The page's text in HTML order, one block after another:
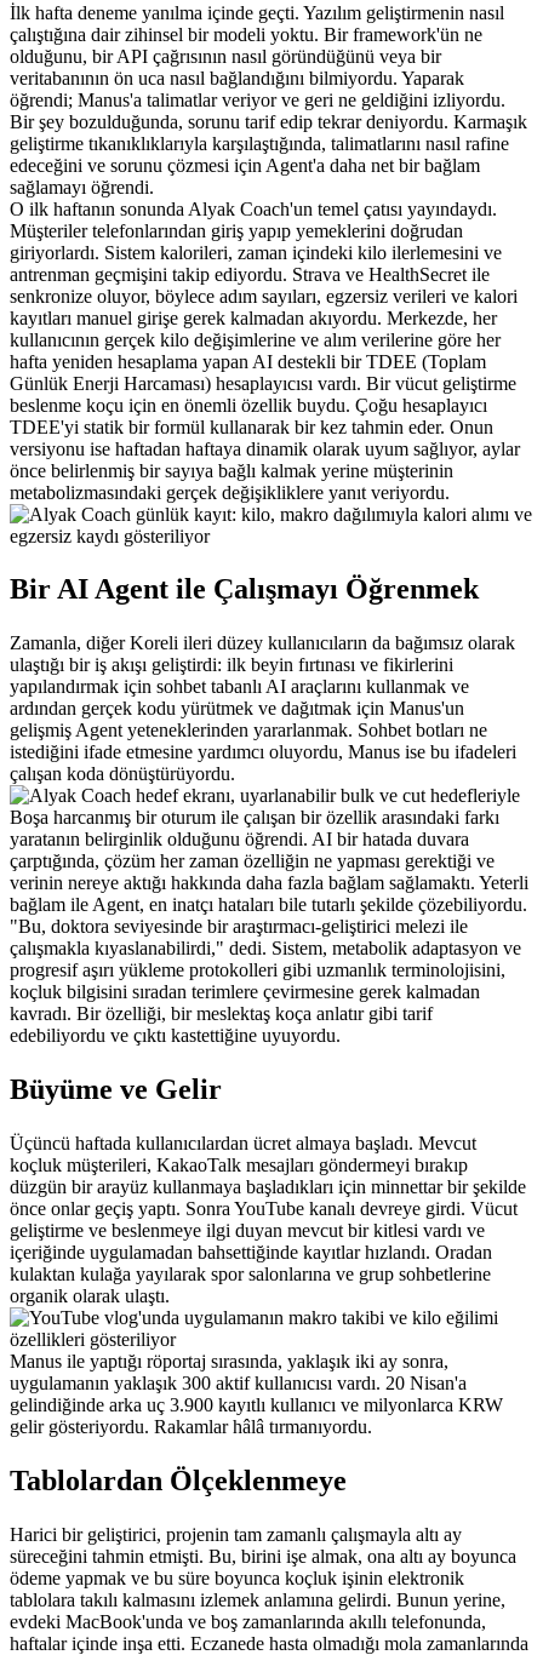
İlk hafta deneme yanılma içinde geçti. Yazılım geliştirmenin nasıl
çalıştığına dair zihinsel bir modeli yoktu. Bir framework'ün ne
olduğunu, bir API çağrısının nasıl göründüğünü veya bir
veritabanının ön uca nasıl bağlandığını bilmiyordu. Yaparak
öğrendi; Manus'a talimatlar veriyor ve geri ne geldiğini izliyordu.
Bir şey bozulduğunda, sorunu tarif edip tekrar deniyordu. Karmaşık
geliştirme tıkanıklıklarıyla karşılaştığında, talimatlarını nasıl rafine
edeceğini ve sorunu çözmesi için Agent'a daha net bir bağlam
sağlamayı öğrendi.
O ilk haftanın sonunda Alyak Coach'un temel çatısı yayındaydı.
Müşteriler telefonlarından giriş yapıp yemeklerini doğrudan
giriyorlardı. Sistem kalorileri, zaman içindeki kilo ilerlemesini ve
antrenman geçmişini takip ediyordu. Strava ve HealthSecret ile
senkronize oluyor, böylece adım sayıları, egzersiz verileri ve kalori
kayıtları manuel girişe gerek kalmadan akıyordu. Merkezde, her
kullanıcının gerçek kilo değişimlerine ve alım verilerine göre her
hafta yeniden hesaplama yapan AI destekli bir TDEE (Toplam
Günlük Enerji Harcaması) hesaplayıcısı vardı. Bir vücut geliştirme
beslenme koçu için en önemli özellik buydu. Çoğu hesaplayıcı
TDEE'yi statik bir formül kullanarak bir kez tahmin eder. Onun
versiyonu ise haftadan haftaya dinamik olarak uyum sağlıyor, aylar
önce belirlenmiş bir sayıya bağlı kalmak yerine müşterinin
metabolizmasındaki gerçek değişikliklere yanıt veriyordu.
Bir AI Agent ile Çalışmayı Öğrenmek
Zamanla, diğer Koreli ileri düzey kullanıcıların da bağımsız olarak
ulaştığı bir iş akışı geliştirdi: ilk beyin fırtınası ve fikirlerini
yapılandırmak için sohbet tabanlı AI araçlarını kullanmak ve
ardından gerçek kodu yürütmek ve dağıtmak için Manus'un
gelişmiş Agent yeteneklerinden yararlanmak. Sohbet botları ne
istediğini ifade etmesine yardımcı oluyordu, Manus ise bu ifadeleri
çalışan koda dönüştürüyordu.
Boşa harcanmış bir oturum ile çalışan bir özellik arasındaki farkı
yaratanın belirginlik olduğunu öğrendi. AI bir hatada duvara
çarptığında, çözüm her zaman özelliğin ne yapması gerektiği ve
verinin nereye aktığı hakkında daha fazla bağlam sağlamaktı. Yeterli
bağlam ile Agent, en inatçı hataları bile tutarlı şekilde çözebiliyordu.
"Bu, doktora seviyesinde bir araştırmacı-geliştirici melezi ile
çalışmakla kıyaslanabilirdi," dedi. Sistem, metabolik adaptasyon ve
progresif aşırı yükleme protokolleri gibi uzmanlık terminolojisini,
koçluk bilgisini sıradan terimlere çevirmesine gerek kalmadan
kavradı. Bir özelliği, bir meslektaş koça anlatır gibi tarif
edebiliyordu ve çıktı kastettiğine uyuyordu.
Büyüme ve Gelir
Üçüncü haftada kullanıcılardan ücret almaya başladı. Mevcut
koçluk müşterileri, KakaoTalk mesajları göndermeyi bırakıp
düzgün bir arayüz kullanmaya başladıkları için minnettar bir şekilde
önce onlar geçiş yaptı. Sonra YouTube kanalı devreye girdi. Vücut
geliştirme ve beslenmeye ilgi duyan mevcut bir kitlesi vardı ve
içeriğinde uygulamadan bahsettiğinde kayıtlar hızlandı. Oradan
kulaktan kulağa yayılarak spor salonlarına ve grup sohbetlerine
organik olarak ulaştı.
Manus ile yaptığı röportaj sırasında, yaklaşık iki ay sonra,
uygulamanın yaklaşık 300 aktif kullanıcısı vardı. 20 Nisan'a
gelindiğinde arka uç 3.900 kayıtlı kullanıcı ve milyonlarca KRW
gelir gösteriyordu. Rakamlar hâlâ tırmanıyordu.
Tablolardan Ölçeklenmeye
Harici bir geliştirici, projenin tam zamanlı çalışmayla altı ay
süreceğini tahmin etmişti. Bu, birini işe almak, ona altı ay boyunca
ödeme yapmak ve bu süre boyunca koçluk işinin elektronik
tablolara takılı kalmasını izlemek anlamına gelirdi. Bunun yerine,
evdeki MacBook'unda ve boş zamanlarında akıllı telefonunda,
haftalar içinde inşa etti. Eczanede hasta olmadığı mola zamanlarında